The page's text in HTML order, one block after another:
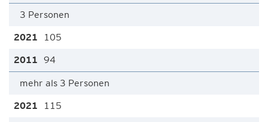
3 Personen
105
94
mehr als 3 Personen
115